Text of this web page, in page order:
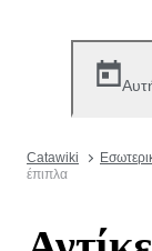
Catawiki
έπιπλα